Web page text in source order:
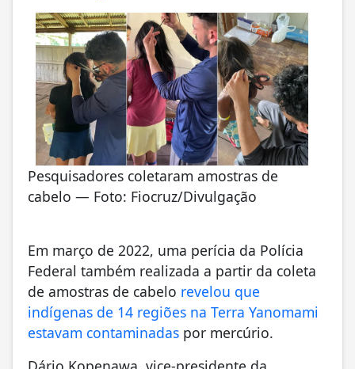
Pesquisadores coletaram amostras de
cabelo — Foto: Fiocruz/Divulgação
Em março de 2022, uma perícia da Polícia
Federal também realizada a partir da coleta
de amostras de cabelo revelou que
indígenas de 14 regiões na Terra Yanomami
estavam contaminadas por mercúrio.